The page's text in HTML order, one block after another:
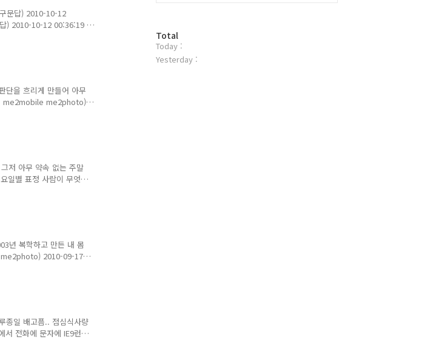
문답) 2010-10-12
) 2010-10-12 00:36:19 당
ㅡㅎㄷㄷ 근데 맛있넹
짜증…눈뜨자말자 4마리
단을 흐리게 만들어 아무
me2mobile me2photo)
토요일 근무 하는데 영
술먹고 지나 가는데 안
가 ..
저 아무 약속 없는 주말
일별 표정 사람이 무엇인
. . me2photo) 2010-10-
좀 정리 하고 나니 좀
년 복학하고 만든 내 몸
me2photo) 2010-09-17
엉망이고 아~…. 다이
!!(프로젝트 완성도 다
스키장 벌써 땡기는데..
종일 배고픔.. 점심식사량
전화에 문자에 IE9런칭
갠찮았어요,,,ㅡㅡ; ㅋ
방
문
자
Total
Today :
Yesterday :